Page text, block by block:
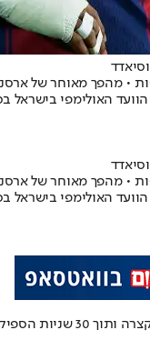
האולימפי בישראל בסוף
האולימפי בישראל בסוף